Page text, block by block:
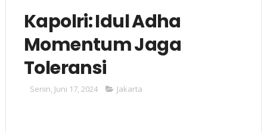
Kapolri: Idul Adha
Momentum Jaga
Toleransi
Senin, Juni 17, 2024 Jakarta